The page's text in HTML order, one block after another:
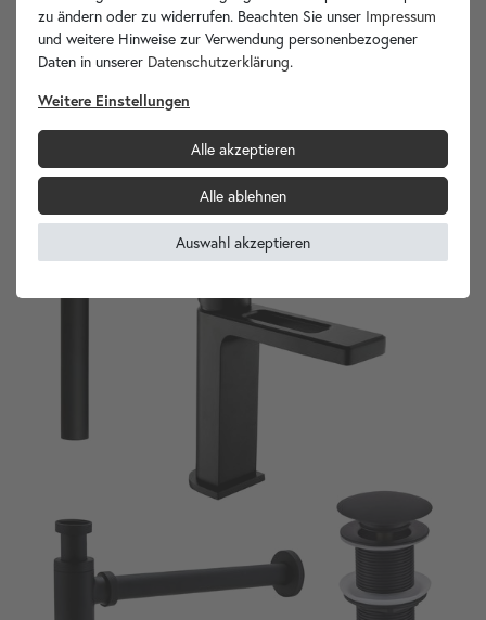
Einhebel-Waschtischarmatur WF 15412-C mit verschiedenen
Sets
zu ändern oder zu widerrufen. Beachten Sie unser Impressum
und weitere Hinweise zur Verwendung personenbezogener
Daten in unserer Daten­schutz­erklärung.
Weitere Einstellungen
Alle akzeptieren
Alle ablehnen
Auswahl akzeptieren